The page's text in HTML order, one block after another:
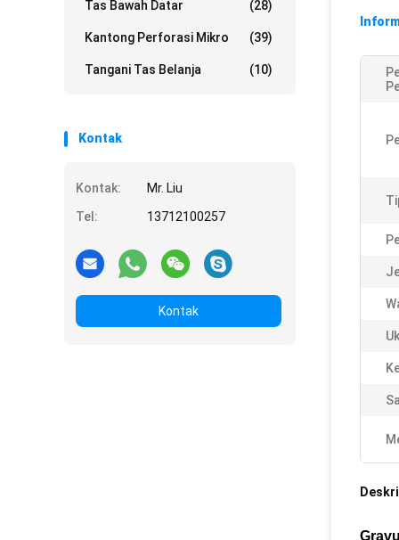
Tas Bawah Datar (28)
Kantong Perforasi Mikro (39)
Tangani Tas Belanja (10)
Kontak
Kontak:
Mr. Liu
Tel:
13712100257
Kontak